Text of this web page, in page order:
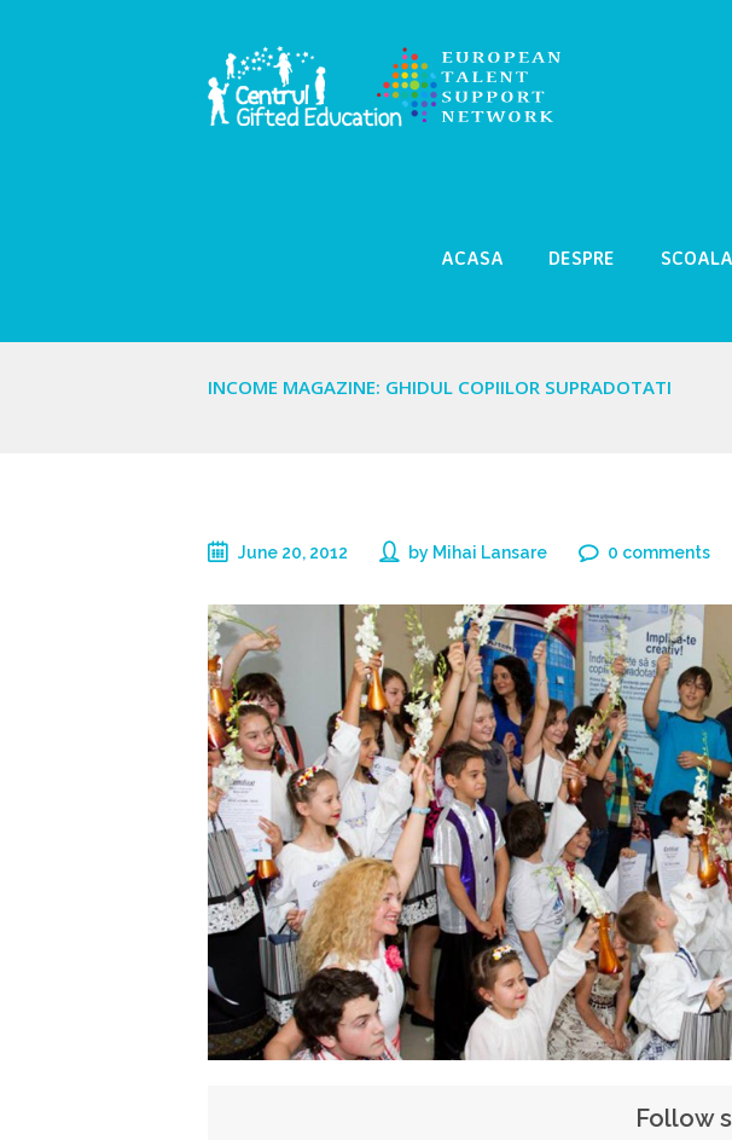
ACASA DESPRE
INCOME MAGAZINE: GHIDUL COPIILOR SUPRADOTATI
June 20, 2012 by Mihai Lansare 0 comments
Follow